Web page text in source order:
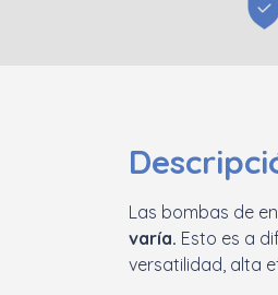
Las bombas de
varía. Esto es a
versatilidad, alta